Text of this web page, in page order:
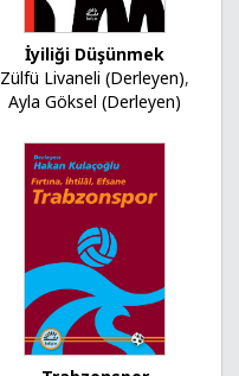
İyiliği Düşünmek
Zülfü Livaneli (Derleyen),
Ayla Göksel (Derleyen)